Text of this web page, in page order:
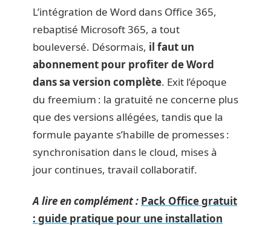
L’intégration de Word dans Office 365,
rebaptisé Microsoft 365, a tout
bouleversé. Désormais, il faut un
abonnement pour profiter de Word
dans sa version complète. Exit l’époque
du freemium : la gratuité ne concerne plus
que des versions allégées, tandis que la
formule payante s’habille de promesses :
synchronisation dans le cloud, mises à
jour continues, travail collaboratif.
A lire en complément : Pack Office gratuit
: guide pratique pour une installation